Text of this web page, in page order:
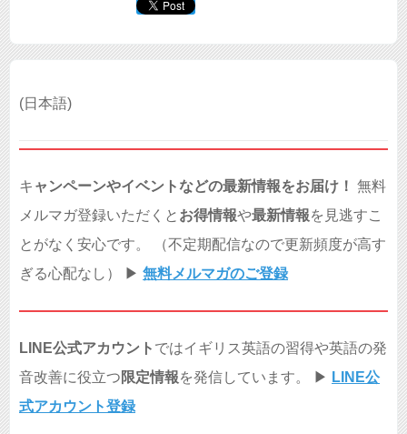
(日本語)
キ ャンペーンやイベントなどの最新情報をお届け！ 無料
メルマガ登録いただくと お得情報や最新情報を見逃すこ
とがなく安心です。 （不定期配信なので更新頻度が高す
ぎる心配なし） ▶︎ 無料メルマガのご登録
LINE公式アカウント ではイギリス英語の習得や英語の発
音改善に役立つ 限定情報を発信しています。 ▶︎ LINE公
式アカウント登録